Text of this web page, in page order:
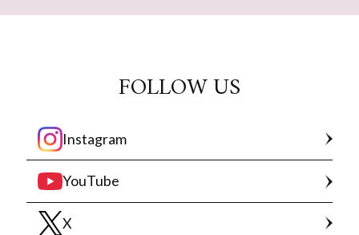
FOLLOW US
Instagram
YouTube
X